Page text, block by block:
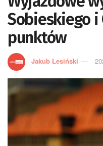
Sobieskiego i
punktów
Jakub Lesiński